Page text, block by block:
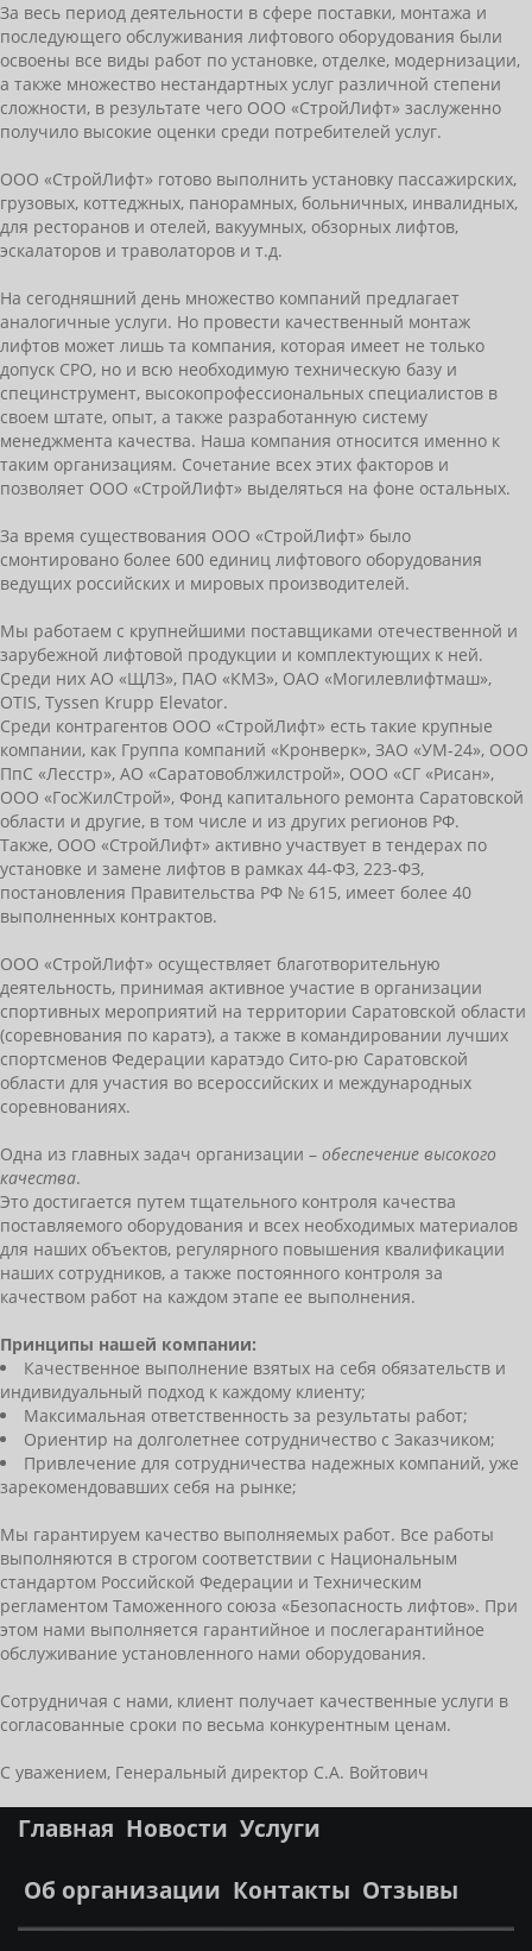
За весь период деятельности в сфере поставки, монтажа и
последующего обслуживания лифтового оборудования были
освоены все виды работ по установке, отделке, модернизации,
а также множество нестандартных услуг различной степени
сложности, в результате чего ООО «СтройЛифт» заслуженно
получило высокие оценки среди потребителей услуг.
ООО «СтройЛифт» готово выполнить установку пассажирских,
грузовых, коттеджных, панорамных, больничных, инвалидных,
для ресторанов и отелей, вакуумных, обзорных лифтов,
эскалаторов и траволаторов и т.д.
На сегодняшний день множество компаний предлагает
аналогичные услуги. Но провести качественный монтаж
лифтов может лишь та компания, которая имеет не только
допуск СРО, но и всю необходимую техническую базу и
специнструмент, высокопрофессиональных специалистов в
своем штате, опыт, а также разработанную систему
менеджмента качества. Наша компания относится именно к
таким организациям. Сочетание всех этих факторов и
позволяет ООО «СтройЛифт» выделяться на фоне остальных.
За время существования ООО «СтройЛифт» было
смонтировано более 600 единиц лифтового оборудования
ведущих российских и мировых производителей.
Мы работаем с крупнейшими поставщиками отечественной и
зарубежной лифтовой продукции и комплектующих к ней.
Среди них АО «ЩЛЗ», ПАО «КМЗ», ОАО «Могилевлифтмаш»,
OTIS, Tyssen Krupp Elevator.
Среди контрагентов ООО «СтройЛифт» есть такие крупные
компании, как Группа компаний «Кронверк», ЗАО «УМ-24», ООО
ПпС «Лесстр», АО «Саратовоблжилстрой», ООО «СГ «Рисан»,
ООО «ГосЖилСтрой», Фонд капитального ремонта Саратовской
области и другие, в том числе и из других регионов РФ.
Также, ООО «СтройЛифт» активно участвует в тендерах по
установке и замене лифтов в рамках 44-ФЗ, 223-ФЗ,
постановления Правительства РФ № 615, имеет более 40
выполненных контрактов.
ООО «СтройЛифт» осуществляет благотворительную
деятельность, принимая активное участие в организации
спортивных мероприятий на территории Саратовской области
(соревнования по каратэ), а также в командировании лучших
спортсменов Федерации каратэдо Сито-рю Саратовской
области для участия во всероссийских и международных
соревнованиях.
Одна из главных задач организации – обеспечение высокого
качества.
Это достигается путем тщательного контроля качества
поставляемого оборудования и всех необходимых материалов
для наших объектов, регулярного повышения квалификации
наших сотрудников, а также постоянного контроля за
качеством работ на каждом этапе ее выполнения.
Принципы нашей компании:
Качественное выполнение взятых на себя обязательств и
индивидуальный подход к каждому клиенту;
Максимальная ответственность за результаты работ;
Ориентир на долголетнее сотрудничество с Заказчиком;
Привлечение для сотрудничества надежных компаний, уже
зарекомендовавших себя на рынке;
Мы гарантируем качество выполняемых работ. Все работы
выполняются в строгом соответствии с Национальным
стандартом Российской Федерации и Техническим
регламентом Таможенного союза «Безопасность лифтов». При
этом нами выполняется гарантийное и послегарантийное
обслуживание установленного нами оборудования.
Сотрудничая с нами, клиент получает качественные услуги в
согласованные сроки по весьма конкурентным ценам.
С уважением, Генеральный директор С.А. Войтович
Главная Новости Услуги
Об организации Контакты Отзывы